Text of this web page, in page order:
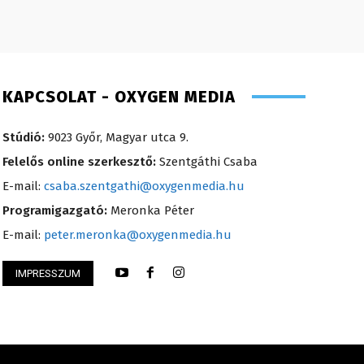
– sales manager – 2014
KAPCSOLAT - OXYGEN MEDIA
Stúdió: 9023 Győr, Magyar utca 9.
Felelős online szerkesztő: Szentgáthi Csaba
E-mail: csaba.szentgathi@oxygenmedia.hu
Programigazgató: Meronka Péter
E-mail: peter.meronka@oxygenmedia.hu
IMPRESSZUM